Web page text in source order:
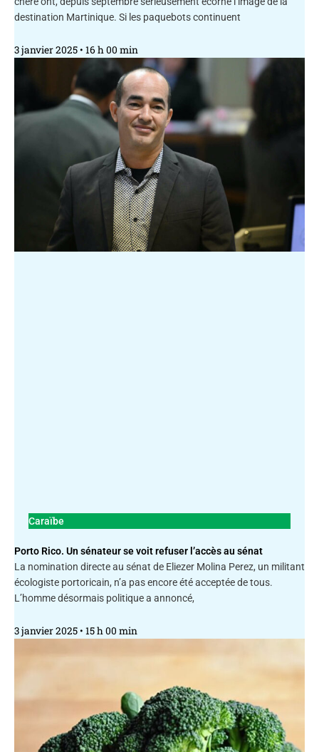
destination Martinique. Si les paquebots continuent
3 janvier 2025 16 h 00 min
Caraïbe
Porto Rico. Un sénateur se voit refuser l’accès au sénat
La nomination directe au sénat de Eliezer Molina Perez, un militant
écologiste portoricain, n’a pas encore été acceptée de tous.
L’homme désormais politique a annoncé,
3 janvier 2025 15 h 00 min